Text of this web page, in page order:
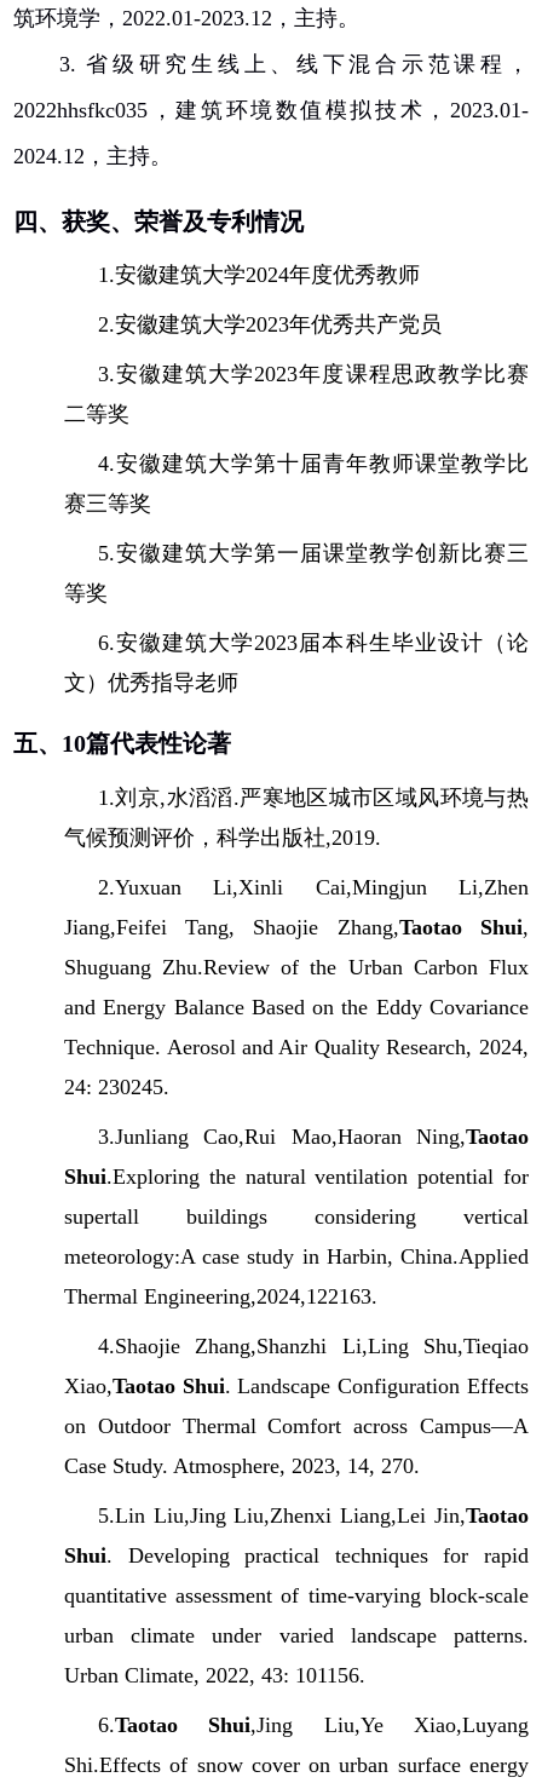
筑环境学，2022.01-2023.12 ，主持。
3.省级研究生线上、线下混合示范课程，
2022hhsfkc035 ，建筑环境数值模拟技术， 2023.01-
2024.12 ，主持。
四、获奖、荣誉及专利情况
1.安徽建筑大学2024年度优秀教师
2.安徽建筑大学2023年优秀共产党员
3.安徽建筑大学2023年度课程思政教学比赛
二等奖
4.安徽建筑大学第十届青年教师课堂教学比
赛三等奖
5.安徽建筑大学第一届课堂教学创新比赛三
等奖
6.安徽建筑大学2023届本科生毕业设计（论
文）优秀指导老师
五、 10篇代表性论著
1.刘京,水滔滔.严寒地区城市区域风环境与热
气候预测评价，科学出版社,2019.
2.Yuxuan Li,Xinli Cai,Mingjun Li,Zhen
Jiang,Feifei Tang, Shaojie Zhang,Taotao Shui,
Shuguang Zhu.Review of the Urban Carbon Flux
and Energy Balance Based on the Eddy Covariance
Technique. Aerosol and Air Quality Research, 2024,
24: 230245.
3.Junliang Cao,Rui Mao,Haoran Ning,Taotao
Shui.Exploring the natural ventilation potential for
supertall buildings considering vertical
meteorology:A case study in Harbin, China.Applied
Thermal Engineering,2024,122163.
4.Shaojie Zhang,Shanzhi Li,Ling Shu,Tieqiao
Xiao,Taotao Shui. Landscape Configuration Effects
on Outdoor Thermal Comfort across Campus—A
Case Study. Atmosphere, 2023, 14, 270.
5.Lin Liu,Jing Liu,Zhenxi Liang,Lei Jin,Taotao
Shui. Developing practical techniques for rapid
quantitative assessment of time-varying block-scale
urban climate under varied landscape patterns.
Urban Climate, 2022, 43: 101156.
6.Taotao Shui,Jing Liu,Ye Xiao,Luyang
Shi.Effects of snow cover on urban surface energy